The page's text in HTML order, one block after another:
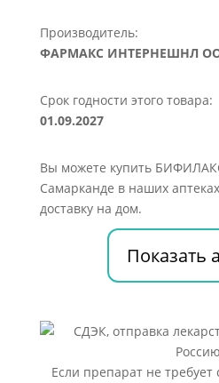
Производитель:
ФАРМАКС ИНТЕРНЕШНЛ
Срок годности этого товара:
01.09.2027
Вы можете купить
Самарканде в наших
доставку на дом.
Показать
Если препарат не